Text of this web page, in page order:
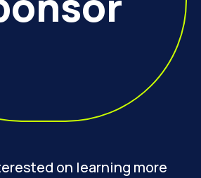
on learning more